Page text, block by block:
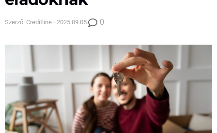
Szerző: Creditline—2025.09.05. 0